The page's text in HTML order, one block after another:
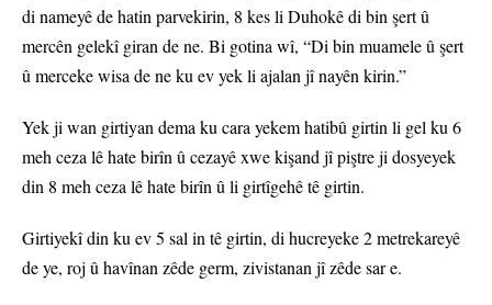
di nameyê de hatin parvekirin, 8 kes li Duhokê di bin şert û
mercên gelekî giran de ne. Bi gotina wî, “Di bin muamele û şert
û merceke wisa de ne ku ev yek li ajalan jî nayên kirin.”
Yek ji wan girtiyan dema ku cara yekem hatibû girtin li gel ku 6
meh ceza lê hate birîn û cezayê xwe kişand jî piştre ji dosyeyek
din 8 meh ceza lê hate birîn û li girtîgehê tê girtin.
Girtiyekî din ku ev 5 sal in tê girtin, di hucreyeke 2 metrekareyê
de ye, roj û havînan zêde germ, zivistanan jî zêde sar e.